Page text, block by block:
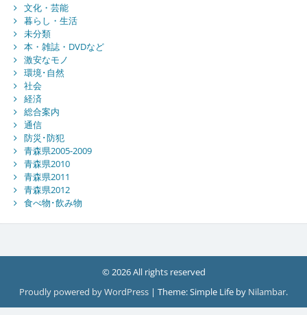
文化・芸能
暮らし・生活
未分類
本・雑誌・DVDなど
激安なモノ
環境･自然
社会
経済
総合案内
通信
防災･防犯
青森県2005-2009
青森県2010
青森県2011
青森県2012
食べ物･飲み物
© 2026 All rights reserved
Proudly powered by WordPress | Theme: Simple Life by Nilambar.